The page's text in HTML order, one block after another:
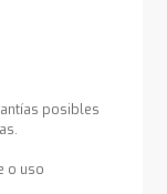
posibles
o uso